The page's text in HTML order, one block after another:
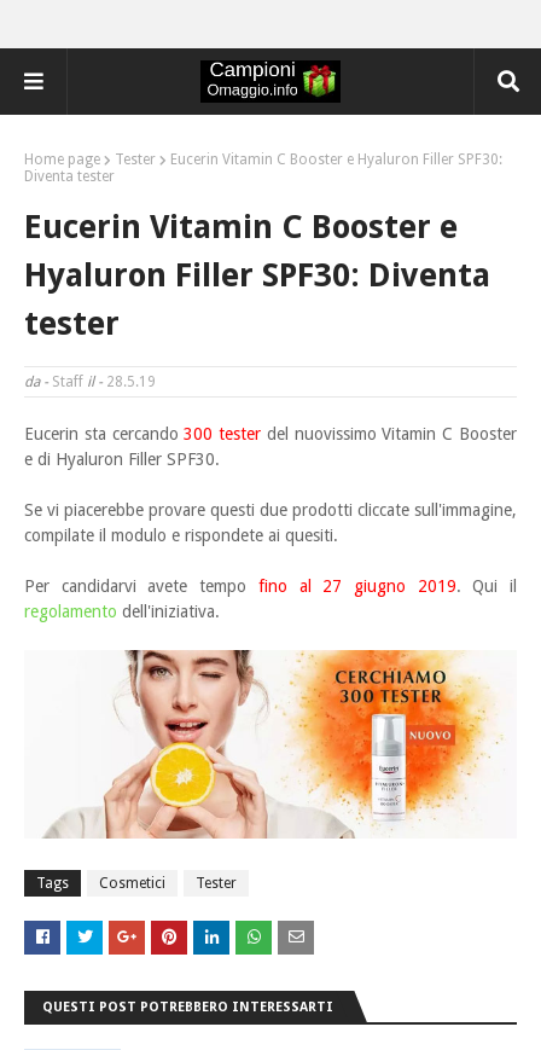
Home page Tester
Eucerin Vitamin C Booster e Hyaluron Filler SPF30:
Diventa tester
Eucerin Vitamin C Booster e
Hyaluron Filler SPF30: Diventa
tester
da - Staff il - 28.5.19
Eucerin sta cercando300 tester del nuovissimo Vitamin C Booster
e di Hyaluron Filler SPF30.
Se vi piacerebbe provare questi due prodotti cliccate sull'immagine,
compilate il modulo e rispondete ai quesiti.
Per candidarvi avete tempo fino al 27 giugno 2019. Qui il
regolamento dell'iniziativa.
Tags Cosmetici Tester
QUESTI POST POTREBBERO INTERESSARTI